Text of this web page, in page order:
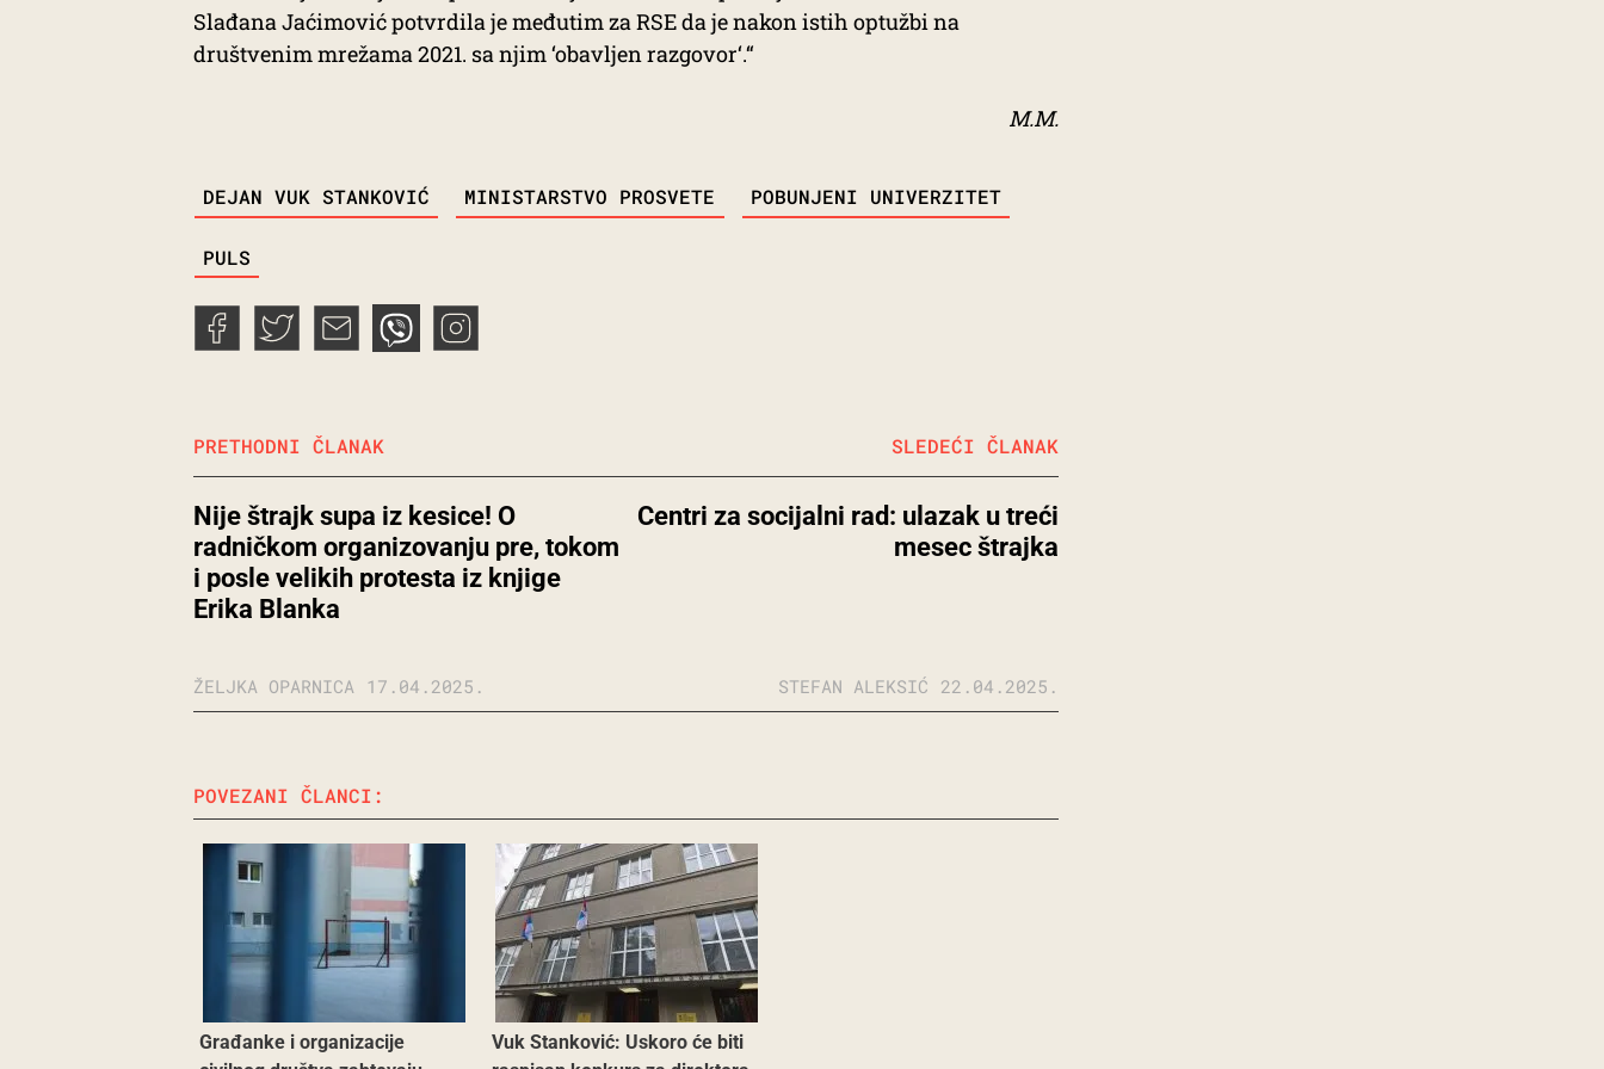
Slađana Jaćimović potvrdila je međutim za RSE da je nakon istih optužbi na
društvenim mrežama 2021. sa njim ‘obavljen razgovor‘.“
M.M.
DEJAN VUK STANKOVIĆ MINISTARSTVO PROSVETE POBUNJENI UNIVERZITET
PULS
PRETHODNI ČLANAK
Nije štrajk supa iz kesice! O
radničkom organizovanju pre, tokom
i posle velikih protesta iz knjige
Erika Blanka
ŽELJKA OPARNICA 17.04.2025.
Centri za socijalni rad: ulazak u treći
mesec štrajka
SLEDEĆI ČLANAK
STEFAN ALEKSIĆ 22.04.2025.
POVEZANI ČLANCI:
Građanke i organizacije
Vuk Stanković: Uskoro će biti